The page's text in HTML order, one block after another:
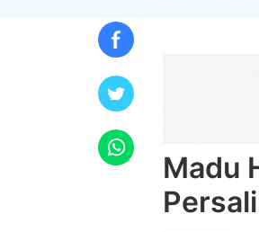
Madu